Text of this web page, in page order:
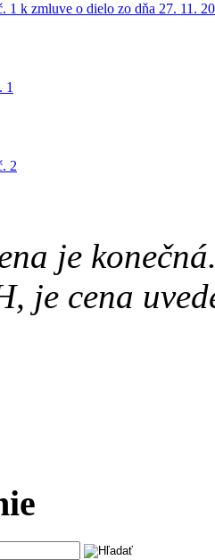
1 k zmluve o dielo zo dňa 27. 11.
1
2
je
je cena